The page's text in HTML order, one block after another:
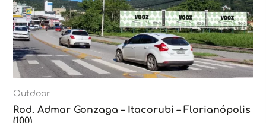
Outdoor
Rod. Admar Gonzaga – Itacorubi – Florianópolis